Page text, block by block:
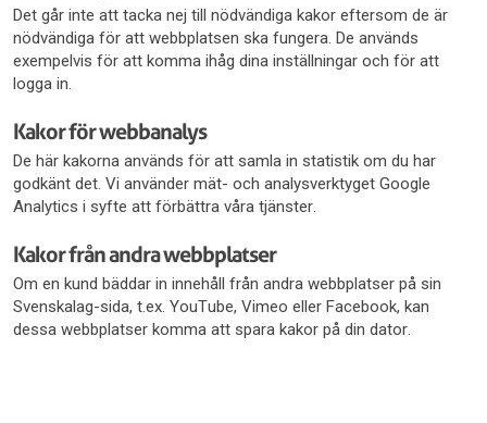
Det går inte att tacka nej till nödvändiga kakor eftersom de är
nödvändiga för att webbplatsen ska fungera. De används
exempelvis för att komma ihåg dina inställningar och för att
logga in.
Kakor för webbanalys
De här kakorna används för att samla in statistik om du har
godkänt det. Vi använder mät- och analysverktyget Google
Analytics i syfte att förbättra våra tjänster.
Kakor från andra webbplatser
Om en kund bäddar in innehåll från andra webbplatser på sin
Svenskalag-sida, t.ex. YouTube, Vimeo eller Facebook, kan
dessa webbplatser komma att spara kakor på din dator.